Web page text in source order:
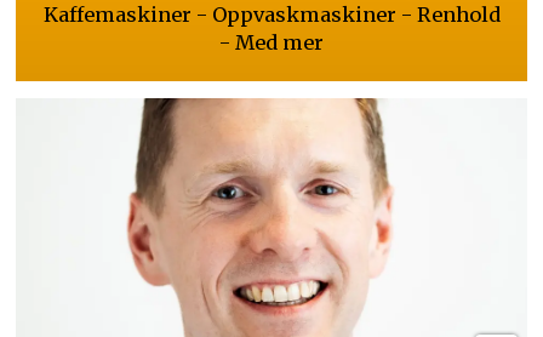
Kaffemaskiner - Oppvaskmaskiner - Renhold
- Med mer